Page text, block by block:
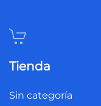
Tienda
Sin categoría